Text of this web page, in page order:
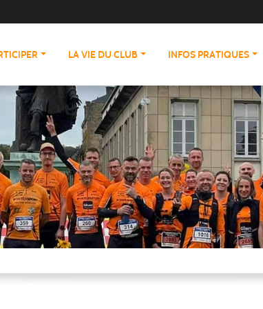
LA VIE DU CLUB INFOS PRATIQUES